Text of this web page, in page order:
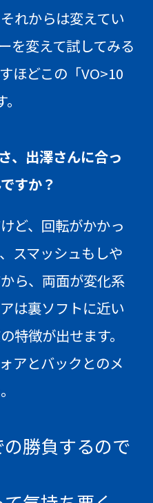
れからは変えてい
を変えて試してみる
ほどこの「VO>10
、出澤さんに合っ
すか？
ど、回転がかかっ
スマッシュもしや
ら、両面が変化系
は裏ソフトに近い
特徴が出せます。
アとバックとのメ
勝負するので